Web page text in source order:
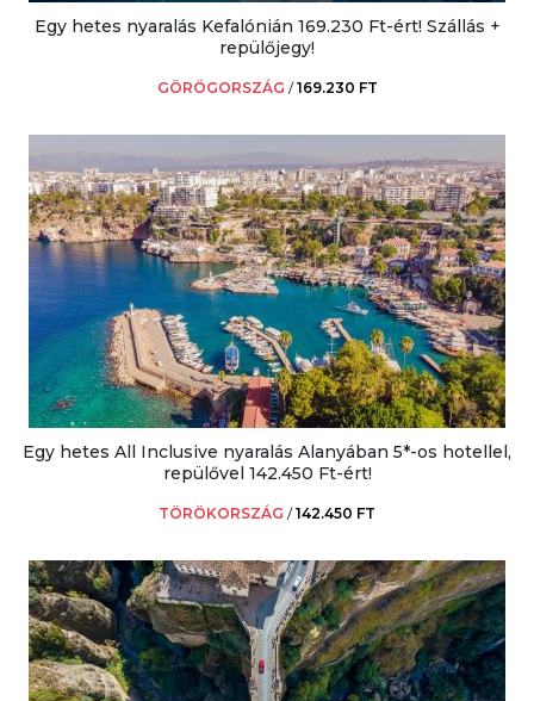
Egy hetes nyaralás Kefalónián 169.230 Ft-ért! Szállás +
repülőjegy!
GÖRÖGORSZÁG /169.230 FT
Egy hetes All Inclusive nyaralás Alanyában 5*-os hotellel,
repülővel 142.450 Ft-ért!
TÖRÖKORSZÁG /142.450 FT